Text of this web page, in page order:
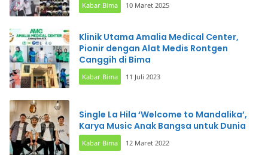
Kabar Bima 10 Maret 2025
Klinik Utama Amalia Medical Center,
Pionir dengan Alat Medis Rontgen
Canggih di Bima
Kabar Bima 11 Juli 2023
Single La Hila ‘Welcome to Mandalika’,
Karya Music Anak Bangsa untuk Dunia
Kabar Bima 12 Maret 2022